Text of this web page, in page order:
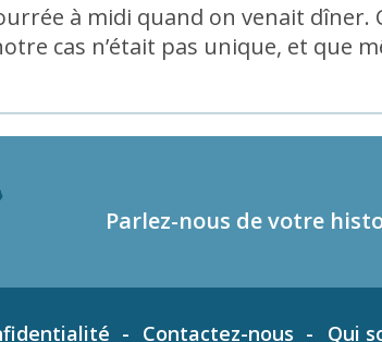
à midi quand on venait dîner.
cas n’était pas unique, et que
Parlez-nous de votre
Contactez-nous Qui